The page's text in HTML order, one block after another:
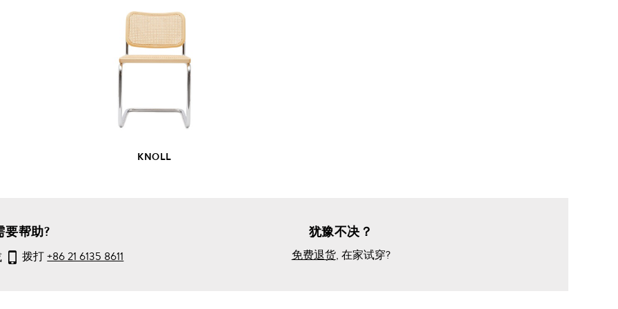
KNOLL
查
看
全
部
情
要帮助?
拨打+86 21 6135 8611
犹豫不决？
免费退货, 在家试穿?